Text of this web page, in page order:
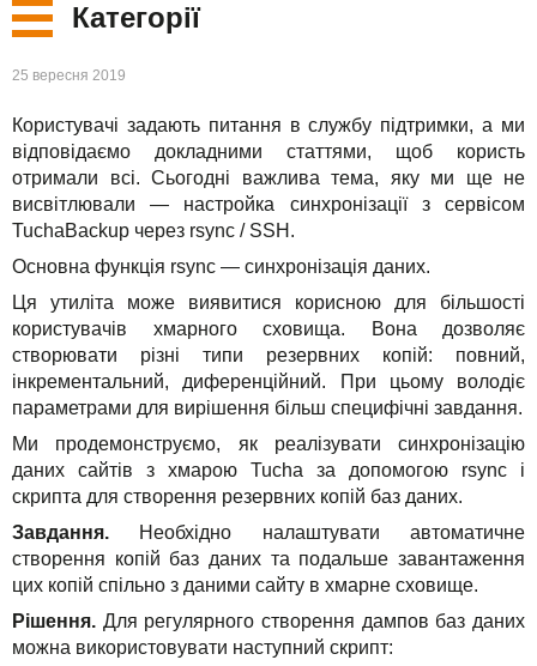
TuchaBackup
TuchaHosting
Віддалений офіс
Реселінг хостингу
Кар'єра
Контакти
Категорії
Нові
Сервіси
Рішення
Для бізнесу
Техпідтримка
Інструкції
FAQ
Інтерв'ю
Події
Свята
25 вересня 2019
Користувачі задають питання в службу підтримки, а ми
відповідаємо докладними статтями, щоб користь
отримали всі. Сьогодні важлива тема, яку ми ще не
висвітлювали — настройка синхронізації з сервісом
TuchaBackup через rsync / SSH.
Основна функція rsync — синхронізація даних.
Ця утиліта може виявитися корисною для більшості
користувачів хмарного сховища. Вона дозволяє
створювати різні типи резервних копій: повний,
інкрементальний, диференційний. При цьому володіє
параметрами для вирішення більш специфічні завдання.
Ми продемонструємо, як реалізувати синхронізацію
даних сайтів з хмарою Tucha за допомогою rsync і
скрипта для створення резервних копій баз даних.
Завдання. Необхідно налаштувати автоматичне
створення копій баз даних та подальше завантаження
цих копій спільно з даними сайту в хмарне сховище.
Рішення. Для регулярного створення дампов баз даних
можна використовувати наступний скрипт: